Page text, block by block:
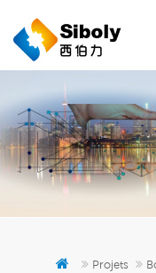
Projets